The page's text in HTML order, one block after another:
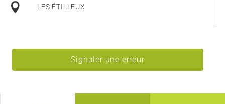
LES ÉTILLEUX
Signaler une erreur